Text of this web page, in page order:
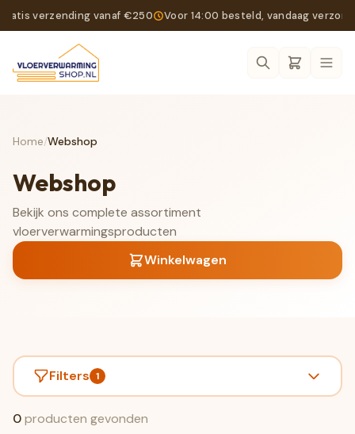
verzending vanaf €250 Voor 14:00 besteld, vandaag
Home/Webshop
Webshop
Bekijk ons complete assortiment
vloerverwarmingsproducten
Winkelwagen
Filters 1
0producten gevonden